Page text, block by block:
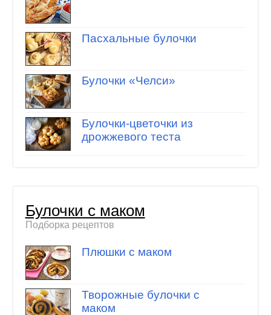
Пасхальные булочки
Булочки «Челси»
Булочки-цветочки из
дрожжевого теста
Булочки с маком
Подборка рецептов
Плюшки с маком
Творожные булочки с
маком